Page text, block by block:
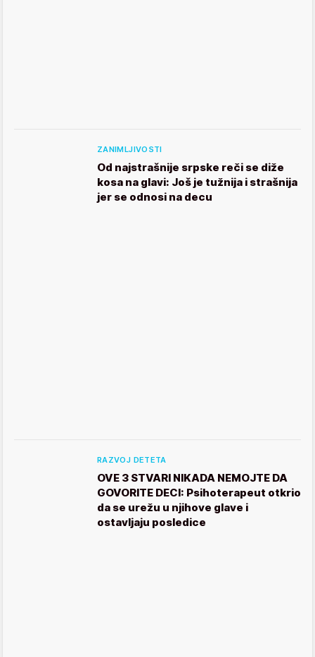
ZANIMLJIVOSTI
Od najstrašnije srpske reči se diže
kosa na glavi: Još je tužnija i strašnija
jer se odnosi na decu
RAZVOJ DETETA
OVE 3 STVARI NIKADA NEMOJTE DA
GOVORITE DECI: Psihoterapeut otkrio
da se urežu u njihove glave i
ostavljaju posledice